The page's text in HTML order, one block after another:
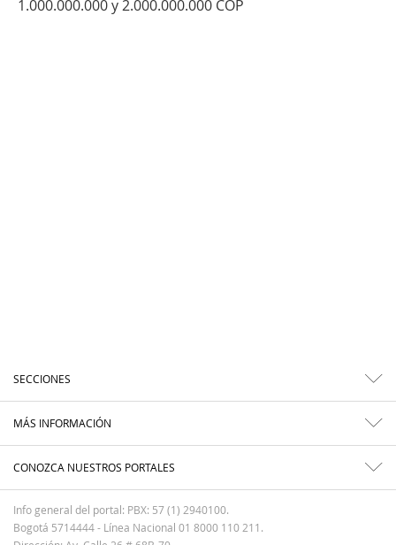
1.000.000.000 y 2.000.000.000 COP
SECCIONES
MÁS INFORMACIÓN
CONOZCA NUESTROS PORTALES
Info general del portal: PBX: 57 (1) 2940100.
Bogotá 5714444 - Línea Nacional 01 8000 110 211.